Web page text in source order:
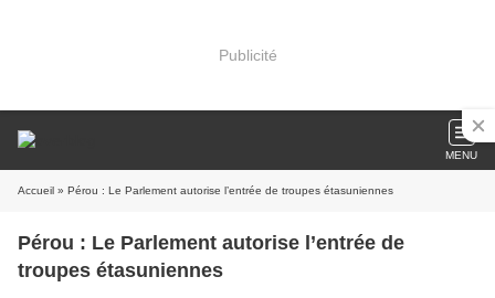
Publicité
MENU
Accueil » Pérou : Le Parlement autorise l’entrée de troupes étasuniennes
Pérou : Le Parlement autorise l’entrée de
troupes étasuniennes